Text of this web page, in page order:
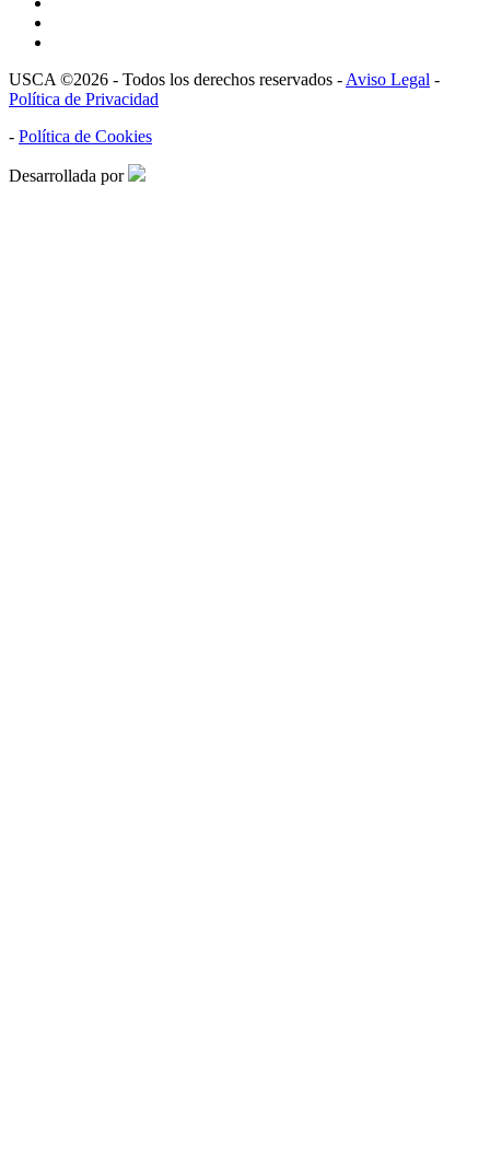
USCA ©2026 - Todos los derechos reservados - Aviso Legal -
Política de Privacidad
- Política de Cookies
Desarrollada por